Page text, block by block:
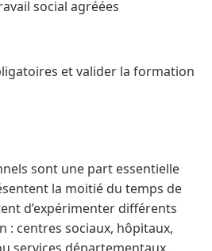
social agréées
et valider la formation
sont une part essentielle
la moitié du temps de
d’expérimenter différents
: centres sociaux, hôpitaux,